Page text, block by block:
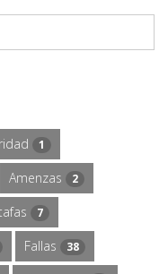
1
Amenzas 2
7
Fallas 38